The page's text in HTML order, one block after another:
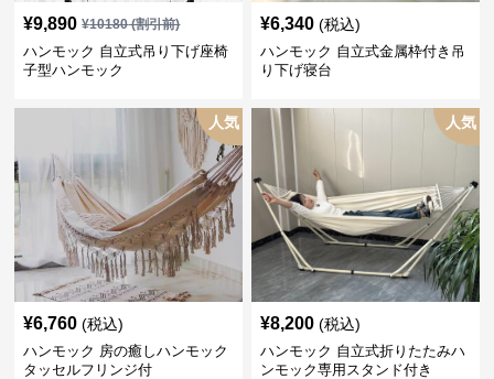
¥9,890 ¥10180(割引前)
ハンモック 自立式吊り下げ座椅
子型ハンモック
¥6,340 (税込)
ハンモック 自立式金属枠付き吊
り下げ寝台
人気
¥6,760 (税込)
ハンモック 房の癒しハンモック
タッセルフリンジ付
人気
¥8,200 (税込)
ハンモック 自立式折りたたみハ
ンモック専用スタンド付き